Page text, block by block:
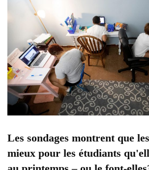
Les sondages montrent que
mieux pour les étudiants